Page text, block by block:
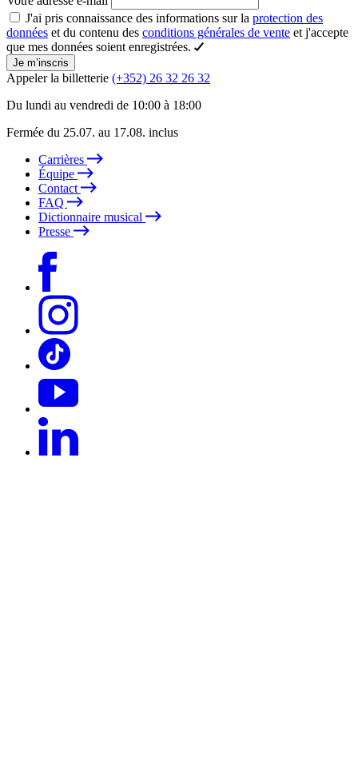
J'ai pris connaissance des informations sur la protection des
données et du contenu des conditions générales de vente et j'accepte
que mes données soient enregistrées.
Je m’inscris
Appeler la billetterie (+352) 26 32 26 32
Du lundi au vendredi de 10:00 à 18:00
Fermée du 25.07. au 17.08. inclus
Carrières
Équipe
Contact
FAQ
Dictionnaire musical
Presse